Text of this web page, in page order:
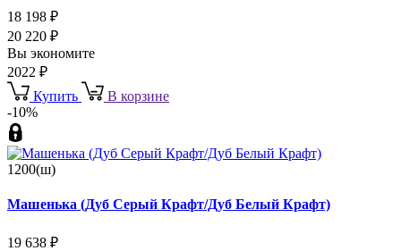
18 198 ₽
20 220 ₽
Вы экономите
2022 ₽
Купить
В корзине
-10%
1200(ш)
Машенька (Дуб Серый Крафт/Дуб Белый Крафт)
19 638 ₽